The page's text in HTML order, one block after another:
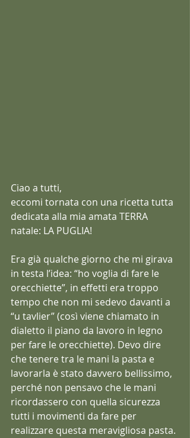
Ciao a tutti,
eccomi tornata con una ricetta tutta
dedicata alla mia amata TERRA
natale: LA PUGLIA!
Era già qualche giorno che mi girava
in testa l’idea: “ho voglia di fare le
orecchiette”, in effetti era troppo
tempo che non mi sedevo davanti a
“u tavlier” (così viene chiamato in
dialetto il piano da lavoro in legno
per fare le orecchiette). Devo dire
che tenere tra le mani la pasta e
lavorarla è stato davvero bellissimo,
perché non pensavo che le mani
ricordassero con quella sicurezza
tutti i movimenti da fare per
realizzare questa meravigliosa pasta.